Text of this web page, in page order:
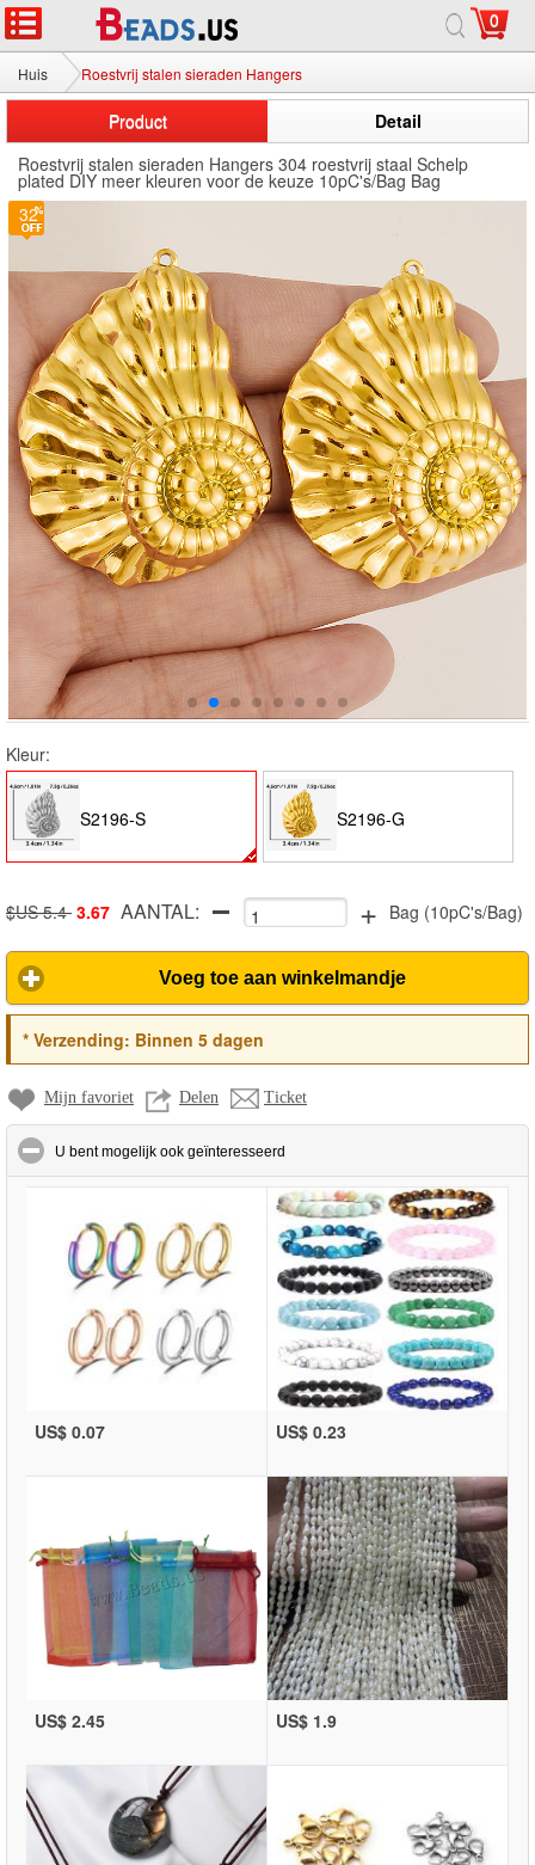
0
Huis Roestvrij stalen sieraden Hangers
Product
Detail
Roestvrij stalen sieraden Hangers 304 roestvrij staal Schelp
plated DIY meer kleuren voor de keuze 10pC's/Bag Bag
Kleur:
S2196-S S2196-G
$US 5.4 3.67 AANTAL: + Bag (10pC's/Bag)
Voeg toe aan winkelmandje
*Verzending: Binnen 5 dagen
Mijn favoriet Delen Ticket
U bent mogelijk ook geïnteresseerd
US$ 0.07 US$ 0.23
US$ 2.45 US$ 1.9